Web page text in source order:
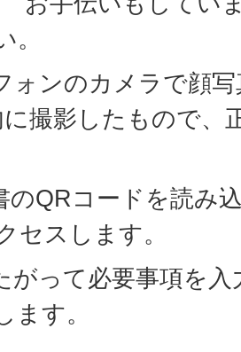
。
ォンのカメラで顔
撮影したもので、
のQRコードを読み
セスします。
がって必要事項を
ます。